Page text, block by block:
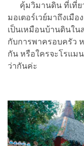
คุ้มวิมานดิน ที่เที่ยว
มอเตอร์เวย์มาถึงเมือ
เป็นเหมือนบ้านดินใน
กับการพาครอบครัว
กัน หรือใครจะโรแม
ว่ากันค่ะ